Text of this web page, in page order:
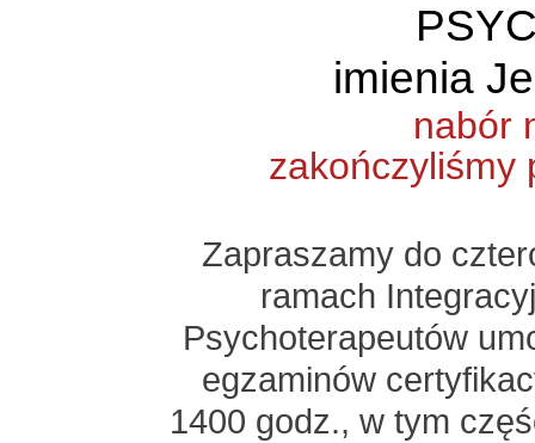
imienia
nabór
zakończyliśmy
Zapraszamy do
ramach
Psychoterapeutów
egzaminów
1400 godz., w tym